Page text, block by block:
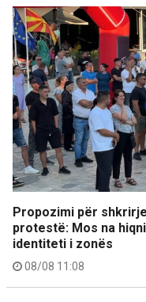
Propozimi për
protestë: Mos na
identiteti i zonës
08/08 11:08